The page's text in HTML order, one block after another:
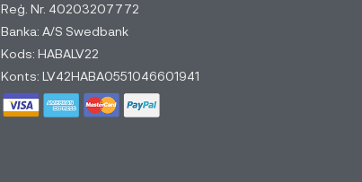
Reģ. Nr. 40203207772
Banka: A/S Swedbank
Kods: HABALV22
Konts: LV42HABA0551046601941